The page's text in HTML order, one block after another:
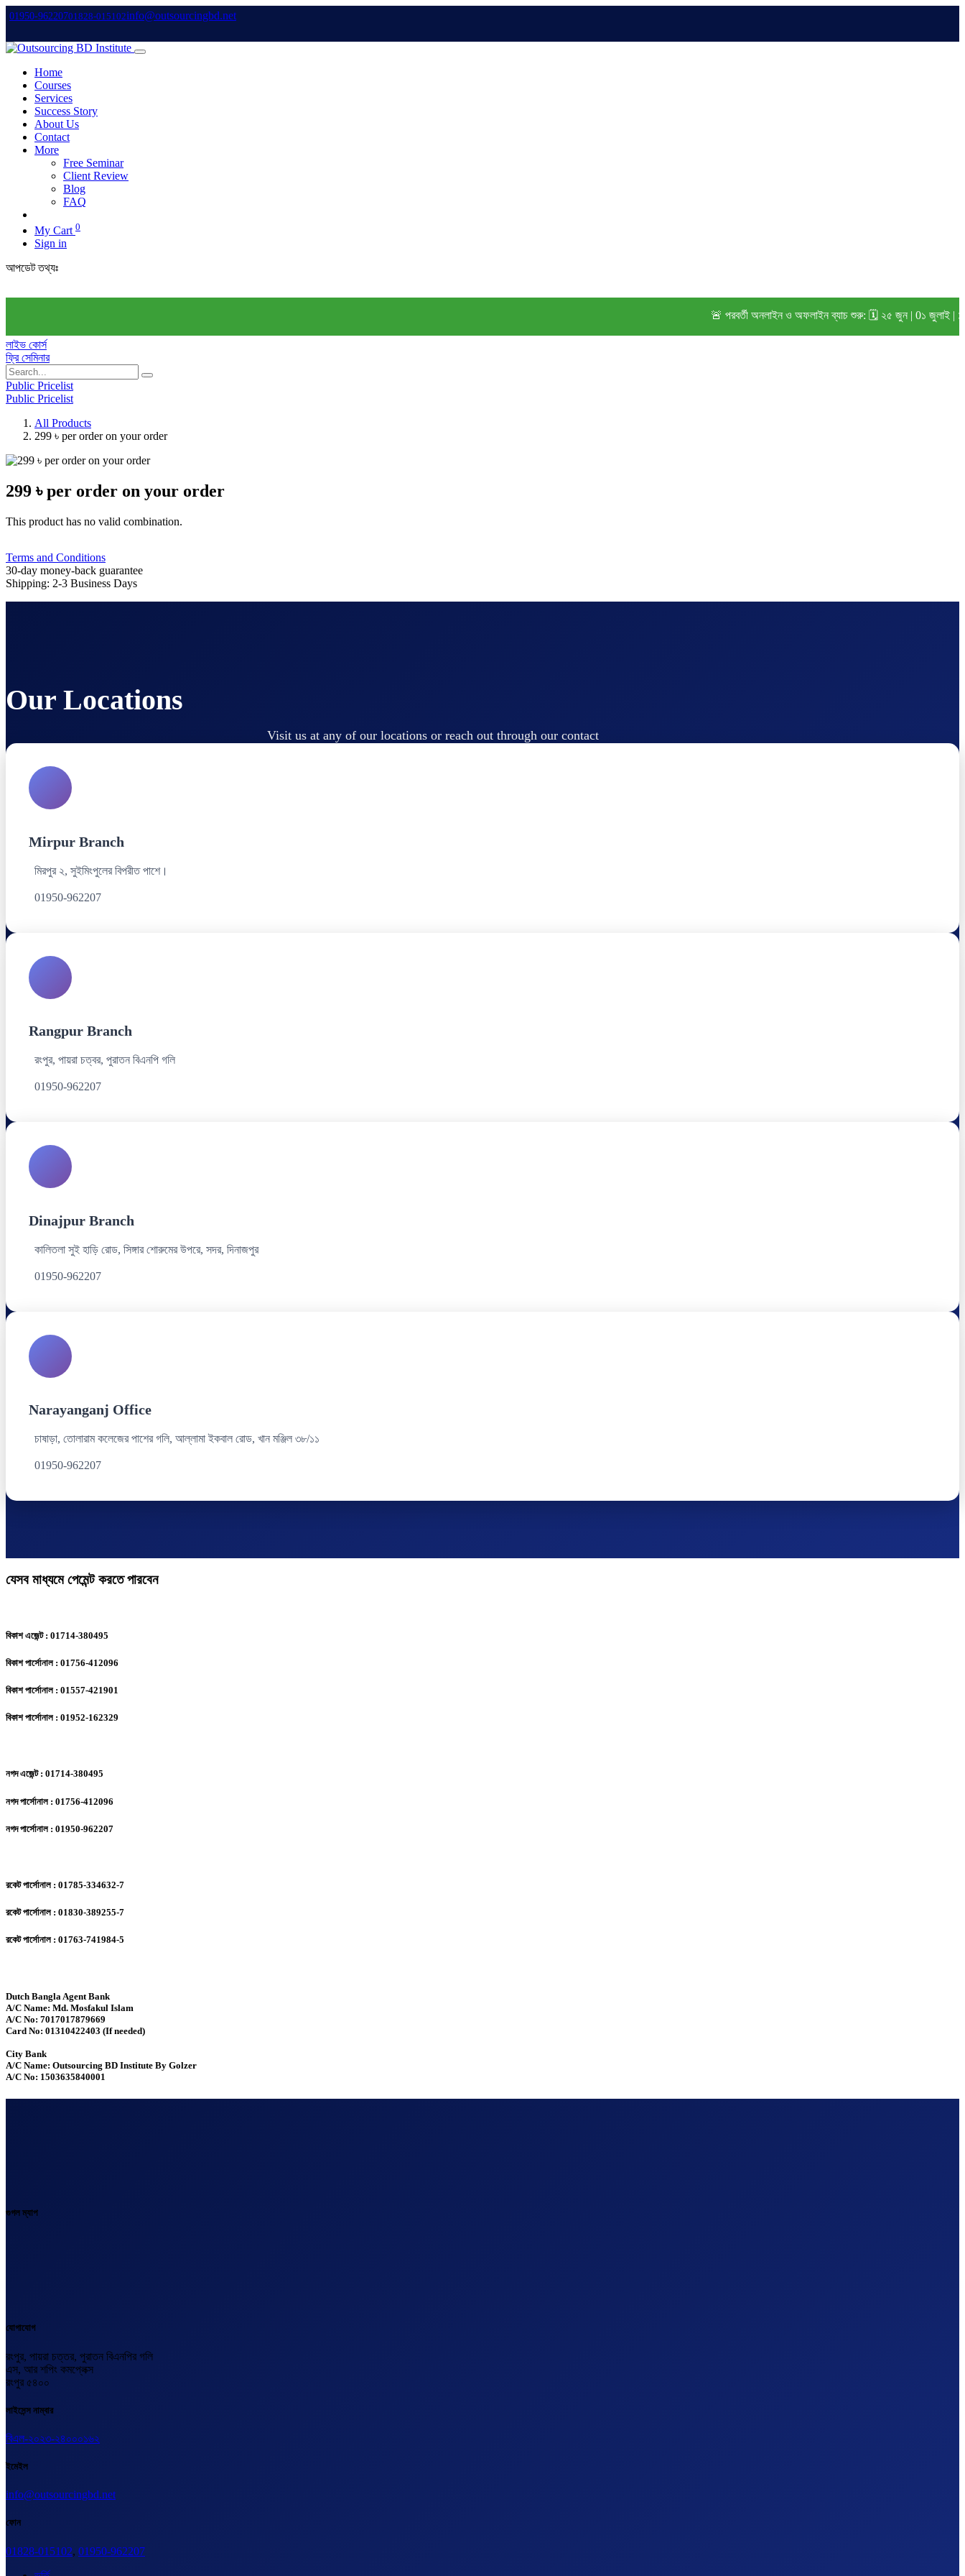
01950-96220701828-015102info@outsourcingbd.net
Home
Courses
Services
Success Story
About Us
Contact
More
Free Seminar
Client Review
Blog
FAQ
My Cart 0
Sign in
আপডেট তথ্যঃ
🚨 পরবর্তী অনলাইন ও অফলাইন ব্যাচ শুরু: 🗓️ ২৫ জুন | 0১ জুলাই | ১৫
লাইভ কোর্স
ফ্রি সেমিনার
Public Pricelist
Public Pricelist
All Products
299 ৳ per order on your order
299 ৳ per order on your order
This product has no valid combination.
Terms and Conditions
30-day money-back guarantee
Shipping: 2-3 Business Days
Our Locations
Visit us at any of our locations or reach out through our contact
Mirpur Branch
মিরপুর ২, সুইমিংপুলের বিপরীত পাশে।
01950-962207
Rangpur Branch
রংপুর, পায়রা চত্বর, পুরাতন বিএনপি গলি
01950-962207
Dinajpur Branch
কালিতলা সুই হাড়ি রোড, সিঙ্গার শোরুমের উপরে, সদর, দিনাজপুর
01950-962207
Narayanganj Office
চাষাড়া, তোলারাম কলেজের পাশের গলি, আল্লামা ইকবাল রোড, খান মঞ্জিল ৩৮/১১
01950-962207
যেসব মাধ্যমে পেমেন্ট করতে পারবেন
বিকাশ এজেন্ট : 01714-380495
বিকাশ পার্সোনাল : 01756-412096
বিকাশ পার্সোনাল : 01557-421901
বিকাশ পার্সোনাল : 01952-162329
নগদ এজেন্ট : 01714-380495
নগদ পার্সোনাল : 01756-412096
নগদ পার্সোনাল : 01950-962207
রকেট পার্সোনাল : 01785-334632-7
রকেট পার্সোনাল : 01830-389255-7
রকেট পার্সোনাল : 01763-741984-5
Dutch Bangla Agent Bank
A/C Name: Md. Mosfakul Islam
A/C No: 7017017879669
Card No: 01310422403 (If needed)
City Bank
A/C Name: Outsourcing BD Institute By Golzer
A/C No: 1503635840001
গুগল ম্যাপ
যোগাযোগ
রংপুর, পায়রা চত্তর, পুরাতন বিএনপির গলি
এস, আর শপিং কমপ্লেক্স
রংপুর ৫৪০০
লাইসেন্স নাম্বার
বিএল-২০২৩-২৪০০০১৬২
ইমেইল
info@outsourcingbd.net
ফোন
01828-015102, 01950-962207